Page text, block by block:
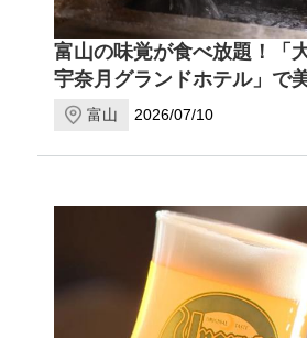
富山の味覚が食べ放題！「
宇奈月グランドホテル」で
富山 2026/07/10